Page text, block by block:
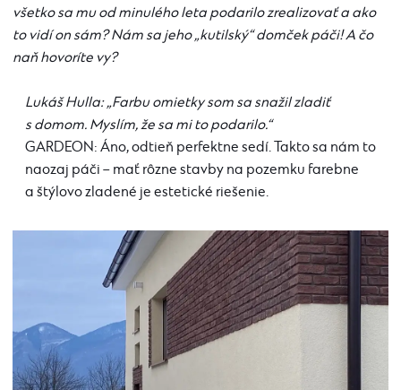
všetko sa mu od minulého leta podarilo zrealizovať a ako
to vidí on sám? Nám sa jeho „kutilský“ domček páči! A čo
naň hovoríte vy?
Lukáš Hulla: „Farbu omietky som sa snažil zladiť
s domom. Myslím, že sa mi to podarilo.“
GARDEON: Áno, odtieň perfektne sedí. Takto sa nám to
naozaj páči – mať rôzne stavby na pozemku farebne
a štýlovo zladené je estetické riešenie.